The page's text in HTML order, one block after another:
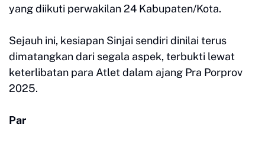
yang diikuti perwakilan 24 Kabupaten/Kota.
Sejauh ini, kesiapan Sinjai sendiri dinilai terus
dimatangkan dari segala aspek, terbukti lewat
keterlibatan para Atlet dalam ajang Pra Porprov
2025.
Par